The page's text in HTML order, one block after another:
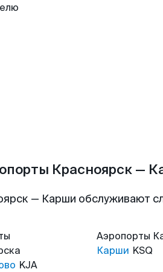
Красноярск —
— Карши обслуживают
KJA
Аэропорты
Карши KSQ